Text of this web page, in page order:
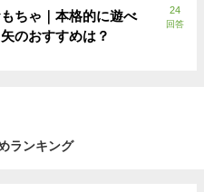
ちゃ｜本格的に遊べ
のおすすめは？
24
回答
ランキング